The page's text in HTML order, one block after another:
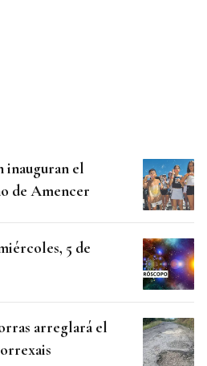
inauguran el
de Amencer
5 de
arreglará el